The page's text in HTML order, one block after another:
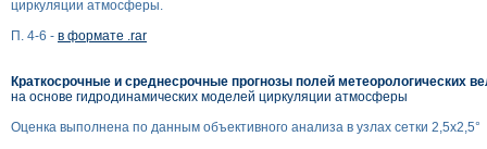
циркуляции атмосферы.
П. 4-6 - в формате .rar
Краткосрочные и среднесрочные прогнозы полей метеорологических
на основе гидродинамических моделей циркуляции атмосферы
Оценка выполнена по данным объективного анализа в узлах сетки 2,5x2,5°